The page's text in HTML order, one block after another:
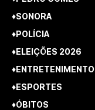
♦SONORA
♦POLÍCIA
♦ELEIÇÕES 2026
♦ENTRETENIMENTO
♦ESPORTES
♦ÓBITOS